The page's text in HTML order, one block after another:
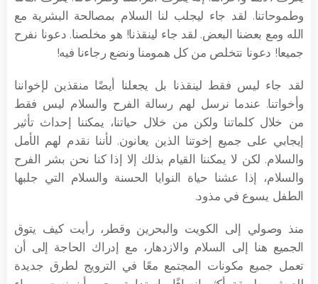
وطموحاتنا. لقد جاء ليجلب لنا السلام بمصالحة البشرية مع
الله ومع بعضنا البعض. لقد جاء لينقذنا! هو مخلصنا. دعونا نفرح
جميعا! دعونا نتخلص من كل همومنا ونضع رجاءنا فيه!
لقد جاء ليس فقط لينقذنا بل يجعلنا أيضًا منقذين لإخواننا
وأخواتنا. عندما نرسل لهم رسالة الفرح والسلام ليس فقط
من خلال كلماتنا ولكن من خلال حياتنا، يمكننا إحداث تأثير
إيجابي على جميع إخوتنا الذين يعانون. لأننا نقدم لهم الأمل
والسلام. لكن لا يمكننا القيام بذلك إلا إذا كنا نحن بشر الفرح
والسلام، إذا عشنا حياة النوايا الحسنة والسلام التي جلبها
الطفل يسوع في مذود.
منذ وصولي إلى الكويت والبحرين وقطر، رأيت كيف يتوق
الجميع هنا إلى السلام والازدهار، مع إدراك الحاجة إلى أن
تعمل جميع مكونات المجتمع معًا في الترويج لطرق جديدة